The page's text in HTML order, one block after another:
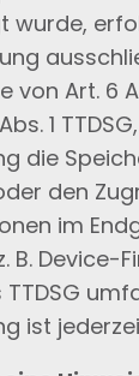
wurde,
von Art. 6
1
die
den
im
B. Device-
TTDSG
ist